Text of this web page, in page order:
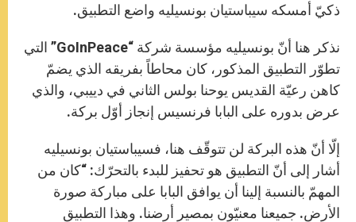
ذكيّ أمسكه سيباستيان بونسيليه واضع التطبيق.
نذكر هنا أنّ بونسيليه مؤسسة شركة “GoInPeace” التي
تطوّر التطبيق المذكور، كان محاطاً بفريقه الذي يضمّ
كاهن رعيّة القديس يوحنا بولس الثاني في دييبي، والذي
عرض بدوره على البابا فرنسيس إنجاز أوّل بركة.
إلّا أنّ هذه البركة لن تتوقّف هنا، فسيباستيان بونسيليه
أشار إلى أنّ التطبيق هو تحفيز للبدء بالتحرّك: “كان من
المهمّ بالنسبة إلينا أن يوافق البابا على مباركة صورة
الأرض. جميعنا معنيّون بمصير أرضنا. وهذا التطبيق